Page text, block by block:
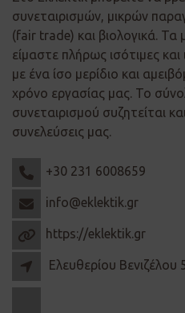
συνεταιρισμών, μικρών
(fair trade) και βιολογικά. Τα
είμαστε πλήρως ισότιμες
με ένα ίσο μερίδιο και
χρόνο εργασίας μας. Το
συνεταιρισμού συζητείται
συνελεύσεις μας.
+30 231 6008659
info@eklektik.gr
https://eklektik.gr
Ελευθερίου